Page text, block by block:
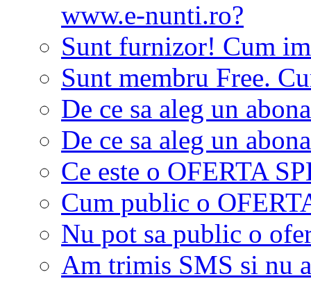
www.e-nunti.ro?
Sunt furnizor! Cum
Sunt membru Free.
De ce sa aleg un
De ce sa aleg un
Ce este o OFERTA
Cum public o
Nu pot sa public o
Am trimis SMS si nu